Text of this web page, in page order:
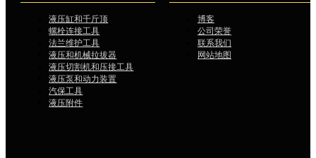
液压缸和千斤顶
螺栓连接工具
法兰维护工具
液压和机械拉拔器
液压切割机和压接工具
液压泵和动力装置
汽保工具
液压附件
博客
公司荣誉
联系我们
网站地图